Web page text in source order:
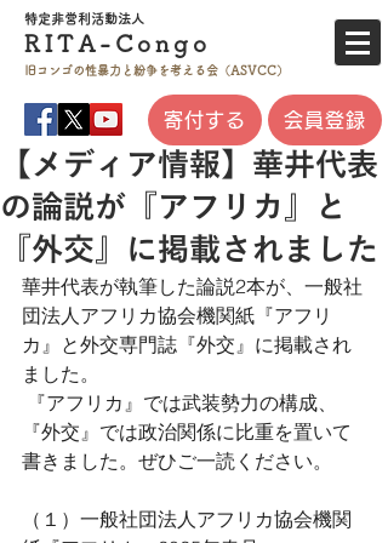
特定非営利活動法人
RITA- Co ngo
旧コンゴの性暴力と 紛争を考える会（ASVCC）
寄付する 会員登録
【メディア情報】華井代表
の論説が『アフリカ』と
『外交』に掲載されました
華井代表が執筆した論説2本が、一般社
団法人アフリカ協会機関紙『アフリ
カ』と外交専門誌『外交』に掲載され
ました。
『アフリカ』では武装勢力の構成、
『外交』では政治関係に比重を置いて
書きました。ぜひご一読ください。
（１）一般社団法人アフリカ協会機関